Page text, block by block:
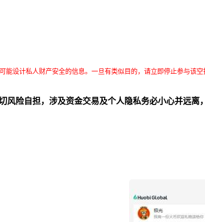
设计私人财产安全的信息。一旦有类似目的，请立即停止参与该空
险自担，涉及资金交易及个人隐私务必小心并远离